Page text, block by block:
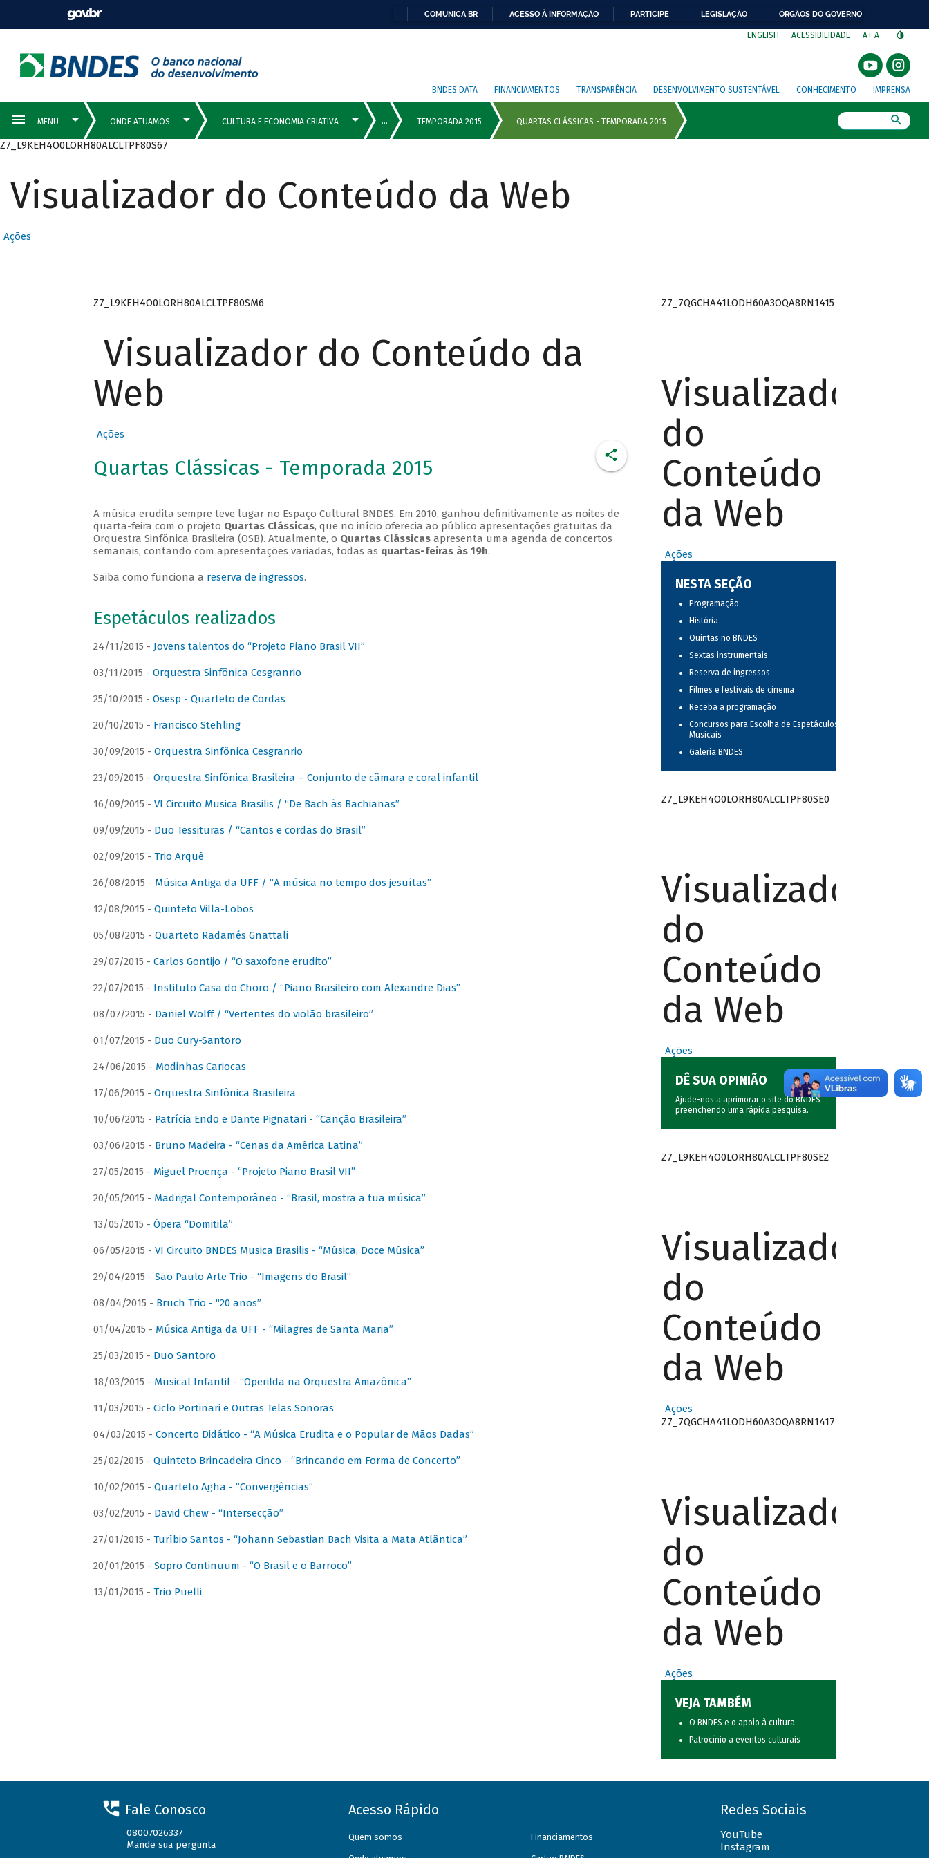
COMUNICA BR ACESSO À INFORMAÇÃO PARTICIPE LEGISLAÇÃO ÓRGÃOS DO GOVERNO
ENGLISH ACESSIBILIDADE A+ A-
BNDES DATA FINANCIAMENTOS TRANSPARÊNCIA DESENVOLVIMENTO SUSTENTÁVEL CONHECIMENTO IMPRENSA
Z7_L9KEH4O0LORH80ALCLTPF80S67
Visualizador do Conteúdo da Web
Ações
Z7_L9KEH4O0LORH80ALCLTPF80SM6
Visualizador do Conteúdo da
Web
Ações
Quartas Clássicas - Temporada 2015
A música erudita sempre teve lugar no Espaço Cultural BNDES. Em 2010, ganhou definitivamente as noites de
quarta-feira com o projeto Quartas Clássicas, que no início oferecia ao público apresentações gratuitas da
Orquestra Sinfônica Brasileira (OSB). Atualmente, o Quartas Clássicasapresenta uma agenda de concertos
semanais, contando com apresentações variadas, todas as quartas-feiras às 19h.
Saiba como funciona a reserva de ingressos.
Espetáculos realizados
24/11/2015 - Jovens talentos do “Projeto Piano Brasil VII”
03/11/2015 - Orquestra Sinfônica Cesgranrio
25/10/2015 - Osesp - Quarteto de Cordas
20/10/2015 - Francisco Stehling
30/09/2015 - Orquestra Sinfônica Cesgranrio
23/09/2015 - Orquestra Sinfônica Brasileira – Conjunto de câmara e coral infantil
16/09/2015 - VI Circuito Musica Brasilis / “De Bach às Bachianas”
09/09/2015 - Duo Tessituras / “Cantos e cordas do Brasil”
02/09/2015 - Trio Arqué
26/08/2015 - Música Antiga da UFF / “A música no tempo dos jesuítas”
12/08/2015 - Quinteto Villa-Lobos
05/08/2015 - Quarteto Radamés Gnattali
29/07/2015 - Carlos Gontijo / “O saxofone erudito”
22/07/2015 - Instituto Casa do Choro / “Piano Brasileiro com Alexandre Dias”
08/07/2015 - Daniel Wolff / “Vertentes do violão brasileiro”
01/07/2015 - Duo Cury-Santoro
24/06/2015 - Modinhas Cariocas
17/06/2015 - Orquestra Sinfônica Brasileira
10/06/2015 - Patrícia Endo e Dante Pignatari - “Canção Brasileira”
03/06/2015 - Bruno Madeira - “Cenas da América Latina”
27/05/2015 - Miguel Proença - “Projeto Piano Brasil VII”
20/05/2015 - Madrigal Contemporâneo - “Brasil, mostra a tua música”
13/05/2015 - Ópera “Domitila”
06/05/2015 - VI Circuito BNDES Musica Brasilis - “Música, Doce Música”
29/04/2015 - São Paulo Arte Trio - “Imagens do Brasil”
08/04/2015 - Bruch Trio - “20 anos”
01/04/2015 - Música Antiga da UFF - “Milagres de Santa Maria”
25/03/2015 - Duo Santoro
18/03/2015 - Musical Infantil - “Operilda na Orquestra Amazônica”
11/03/2015 - Ciclo Portinari e Outras Telas Sonoras
04/03/2015 - Concerto Didático - “A Música Erudita e o Popular de Mãos Dadas”
25/02/2015 - Quinteto Brincadeira Cinco - “Brincando em Forma de Concerto”
10/02/2015 - Quarteto Agha - “Convergências”
03/02/2015 - David Chew - “Intersecção”
27/01/2015 - Turíbio Santos - “Johann Sebastian Bach Visita a Mata Atlântica”
20/01/2015 - Sopro Continuum - “O Brasil e o Barroco”
13/01/2015 - Trio Puelli
Z7_7QGCHA41LODH60A3OQA8RN1415
Visualizador
do
Conteúdo
da Web
Ações
NESTA SEÇÃO
Programação
História
Quintas no BNDES
Sextas instrumentais
Reserva de ingressos
Filmes e festivais de cinema
Receba a programação
Concursos para Escolha de Espetáculos
Musicais
Galeria BNDES
Z7_L9KEH4O0LORH80ALCLTPF80SE0
Visualizador
do
Conteúdo
da Web
Ações
DÊ SUA OPINIÃO
Ajude-nos a aprimorar o site do BNDES
preenchendo uma rápida pesquisa.
Z7_L9KEH4O0LORH80ALCLTPF80SE2
Visualizador
do
Conteúdo
da Web
Ações
Z7_7QGCHA41LODH60A3OQA8RN1417
Visualizador
do
Conteúdo
da Web
Ações
VEJA TAMBÉM
O BNDES e o apoio à cultura
Patrocínio a eventos culturais
Fale Conosco
08007026337
Mande sua pergunta
Acesso Rápido
Quem somos Financiamentos
Redes Sociais
YouTube
Instagram